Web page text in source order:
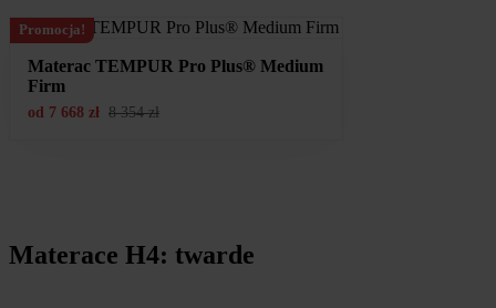
Promocja!
Materac TEMPUR Pro Plus® Medium
Firm
od 7 668 zł 8 354zł
Materace H4: twarde